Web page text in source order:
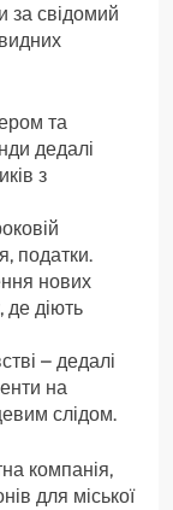
за свідомий
та
дедалі
з
податки.
нових
де діють
– дедалі
на
слідом.
компанія,
для міської